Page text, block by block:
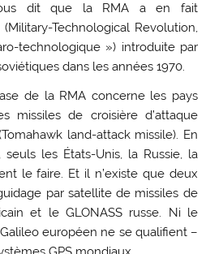
dit que la RMA a en fait
Technological Revolution,
technologique ») introduite par
dans les années 1970.
de la RMA concerne les pays
missiles de croisière d’attaque
land-attack missile). En
seuls les États-Unis, la Russie, la
le faire. Et il n’existe que deux
par satellite de missiles de
et le GLONASS russe. Ni le
européen ne se qualifient –